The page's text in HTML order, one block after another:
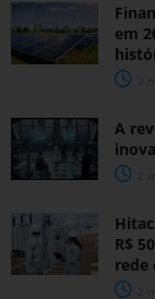
em
A
R$
rede